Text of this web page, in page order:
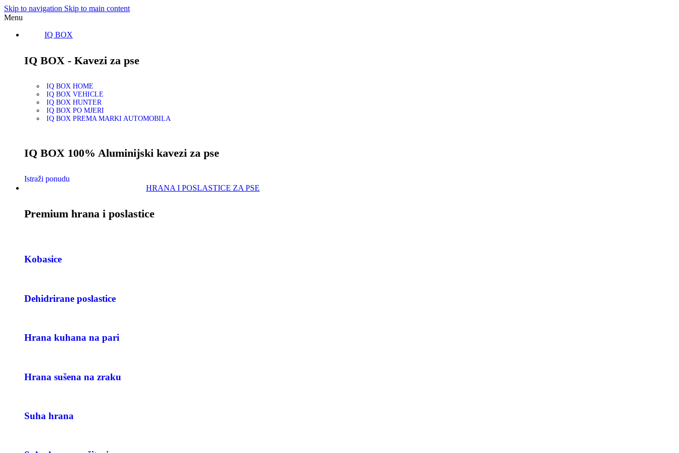
Skip to navigation Skip to main content
Menu
IQ BOX
IQ BOX - Kavezi za pse
IQ BOX HOME
IQ BOX VEHICLE
IQ BOX HUNTER
IQ BOX PO MJERI
IQ BOX PREMA MARKI AUTOMOBILA
IQ BOX 100% Aluminijski kavezi za pse
Istraži ponudu
HRANA I POSLASTICE ZA PSE
Premium hrana i poslastice
Kobasice
Dehidrirane poslastice
Hrana kuhana na pari
Hrana sušena na zraku
Suha hrana